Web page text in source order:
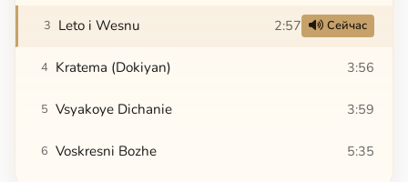
3 Leto i Wesnu 2:57 Сейчас
4 Kratema (Dokiyan) 3:56
5 Vsyakoye Dichanie 3:59
6 Voskresni Bozhe 5:35